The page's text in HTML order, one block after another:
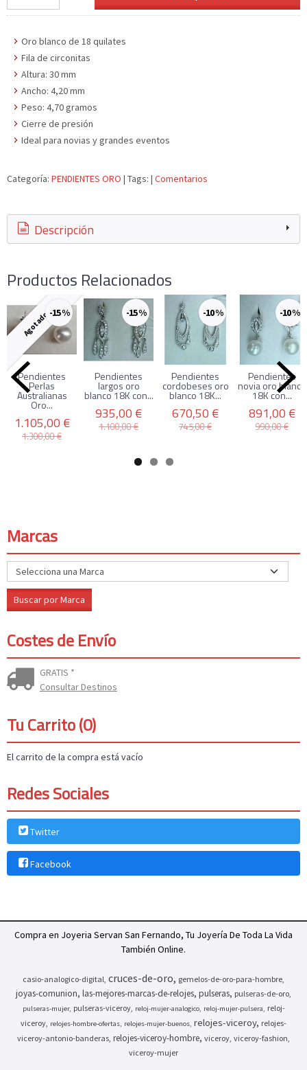
Marcas
Costes de Envío
GRATIS *
Consultar Destinos
Tu Carrito (0)
El carrito de la compra está vacío
Redes Sociales
Twitter
Facebook
Oro blanco de 18 quilates
Fila de circonitas
Altura: 30 mm
Ancho: 4,20 mm
Peso: 4,70 gramos
Cierre de presión
Ideal para novias y grandes eventos
Categoría: PENDIENTES ORO | Tags: | Comentarios
Descripción
Productos Relacionados
Agotado-15 %
Pendientes
Perlas
Australianas
Oro...
1.105,00 €
1.300,00 €
-15 %
Pendientes
largos oro
blanco 18K con...
935,00 €
1.100,00 €
-10 %
Pendientes
cordobeses oro
blanco 18K...
670,50 €
745,00 €
-10 %
Pendientes
novia oro blanco
18K con...
891,00 €
990,00 €
Compra en Joyeria Servan San Fernando, Tu Joyería De Toda La Vida
También Online.
casio-analogico-digital cruces-de-oro gemelos-de-oro-para-hombre
joyas-comunion las-mejores-marcas-de-relojes pulseras pulseras-de-oro
pulseras-mujer pulseras-viceroy reloj-mujer-analogico reloj-mujer-pulsera
reloj-
viceroy relojes-hombre-ofertas relojes-mujer-buenos relojes-viceroy relojes-
viceroy-antonio-banderas relojes-viceroy-hombre viceroy viceroy-fashion
viceroy-mujer